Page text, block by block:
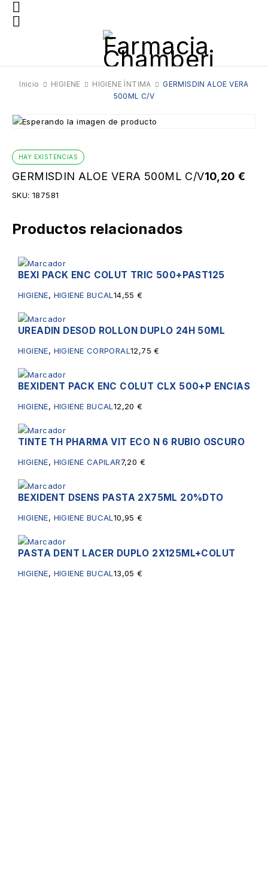
Inicio HIGIENE HIGIENE ÍNTIMA
GERMISDIN ALOE VERA
500ML C/V
HAY EXISTENCIAS
GERMISDIN ALOE VERA 500ML C/V10,20€
SKU: 187581
Productos relacionados
BEXI PACK ENC COLUT TRIC 500+PAST125
HIGIENE, HIGIENE BUCAL 14,55€
UREADIN DESOD ROLLON DUPLO 24H 50ML
HIGIENE, HIGIENE CORPORAL12,75€
BEXIDENT PACK ENC COLUT CLX 500+P ENCIAS
HIGIENE, HIGIENE BUCAL 12,20€
TINTE TH PHARMA VIT ECO N 6 RUBIO OSCURO
HIGIENE, HIGIENE CAPILAR7,20 €
BEXIDENT DSENS PASTA 2X75ML 20%DTO
HIGIENE, HIGIENE BUCAL 10,95€
PASTA DENT LACER DUPLO 2X125ML+COLUT
HIGIENE, HIGIENE BUCAL 13,05€